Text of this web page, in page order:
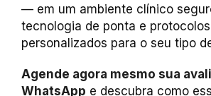
— em um ambiente clínico
tecnologia de ponta e protocolos
personalizados para o seu tipo
Agende agora mesmo sua
WhatsApp e descubra como